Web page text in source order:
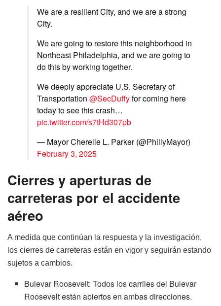
We are a resilient City, and we are a strong
City.
We are going to restore this neighborhood in
Northeast Philadelphia, and we are going to
do this by working together.
We deeply appreciate U.S. Secretary of
Transportation @SecDuffyfor coming here
today to see this crash…
pic.twitter.com/s7tHd307pb
— Mayor Cherelle L. Parker (@PhillyMayor)
February 3, 2025
Cierres y aperturas de
carreteras por el accidente
aéreo
A medida que continúan la respuesta y la investigación,
los cierres de carreteras están en vigor y seguirán estando
sujetos a cambios.
Bulevar Roosevelt: Todos los carriles del Bulevar
Roosevelt están abiertos en ambas direcciones.